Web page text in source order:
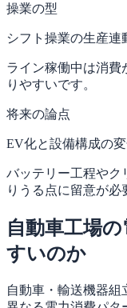
操業の型
シフト操業の生産連
ライン稼働中は消費
りやすいです。
将来の論点
EV化と設備構成の
バッテリー工程やク
りうる点に留意が必
自動車工場
すいのか
自動車・輸送機器